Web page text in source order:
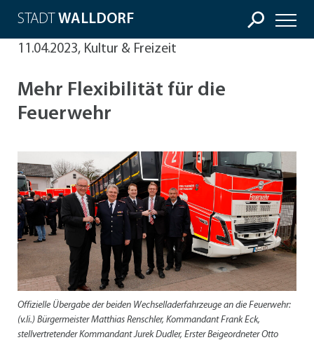
STADT WALLDORF
11.04.2023, Kultur & Freizeit
Mehr Flexibilität für die
Feuerwehr
Offizielle Übergabe der beiden Wechselladerfahrzeuge an die Feuerwehr:
(v.li.) Bürgermeister Matthias Renschler, Kommandant Frank Eck,
stellvertretender Kommandant Jurek Dudler, Erster Beigeordneter Otto